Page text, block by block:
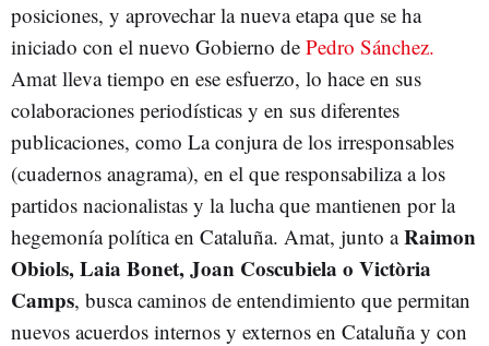
posiciones, y aprovechar la nueva etapa que se ha
iniciado con el nuevo Gobierno de Pedro Sánchez.
Amat lleva tiempo en ese esfuerzo, lo hace en sus
colaboraciones periodísticas y en sus diferentes
publicaciones, como La conjura de los irresponsables
(cuadernos anagrama), en el que responsabiliza a los
partidos nacionalistas y la lucha que mantienen por la
hegemonía política en Cataluña. Amat, junto aRaimon
Obiols, Laia Bonet, Joan Coscubiela o Victòria
Camps, busca caminos de entendimiento que permitan
nuevos acuerdos internos y externos en Cataluña y con